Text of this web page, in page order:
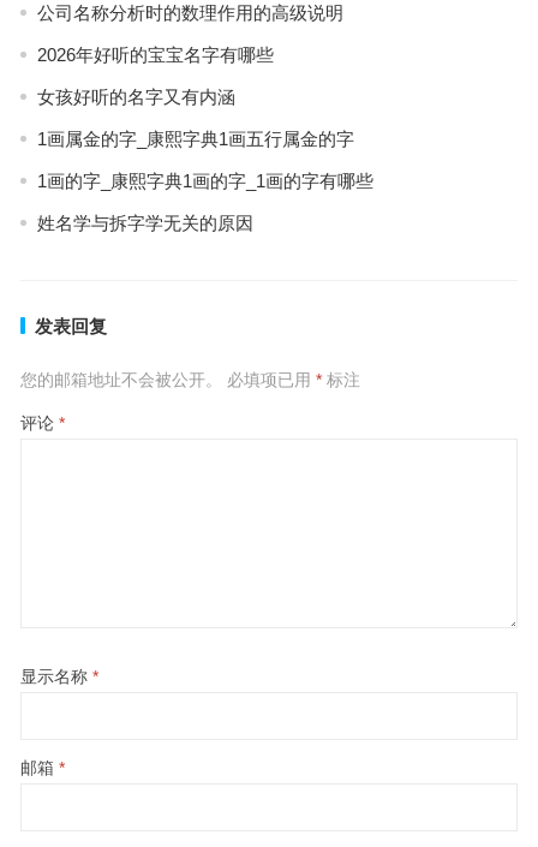
公司名称分析时的数理作用的高级说明
2026年好听的宝宝名字有哪些
女孩好听的名字又有内涵
1画属金的字_康熙字典1画五行属金的字
1画的字_康熙字典1画的字_1画的字有哪些
姓名学与拆字学无关的原因
发表回复
您的邮箱地址不会被公开。 必填项已用 *标注
评论 *
显示名称 *
邮箱 *